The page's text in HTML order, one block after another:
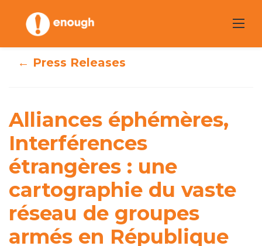
content
éphémères,
Interférences
étrangères : une
cartographie du
vaste réseau de
groupes armés en
← Press Releases
Alliances éphémères,
Interférences
étrangères : une
cartographie du vaste
réseau de groupes
armés en République